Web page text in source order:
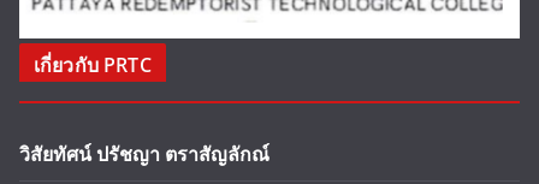
เกี่ยวกับ PRTC
วิสัยทัศน์ ปรัชญา ตราสัญลักณ์